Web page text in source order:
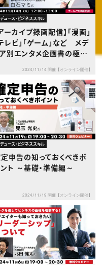
ュース・ビジネススキル
ーカイブ録画配信】「漫画」
レビ」「ゲーム」など メデ
別エンタメ企画書の極意
贈る、採用される企画書の
～
2024/11/14 開催【オンライン開催】
ュース・ビジネススキル
申告の知っておくべきポ
ト ～基礎・準備編～
2024/11/19 開催【オンライン開催】